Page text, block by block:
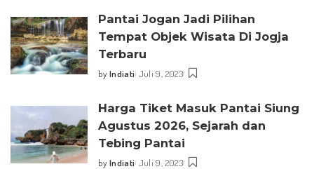
Pantai Jogan Jadi Pilihan
Tempat Objek Wisata Di Jogja
Terbaru
Posted
by Indiati Juli 9, 2023
Harga Tiket Masuk Pantai Siung
Agustus 2026, Sejarah dan
Tebing Pantai
by Indiati Juli 9, 2023